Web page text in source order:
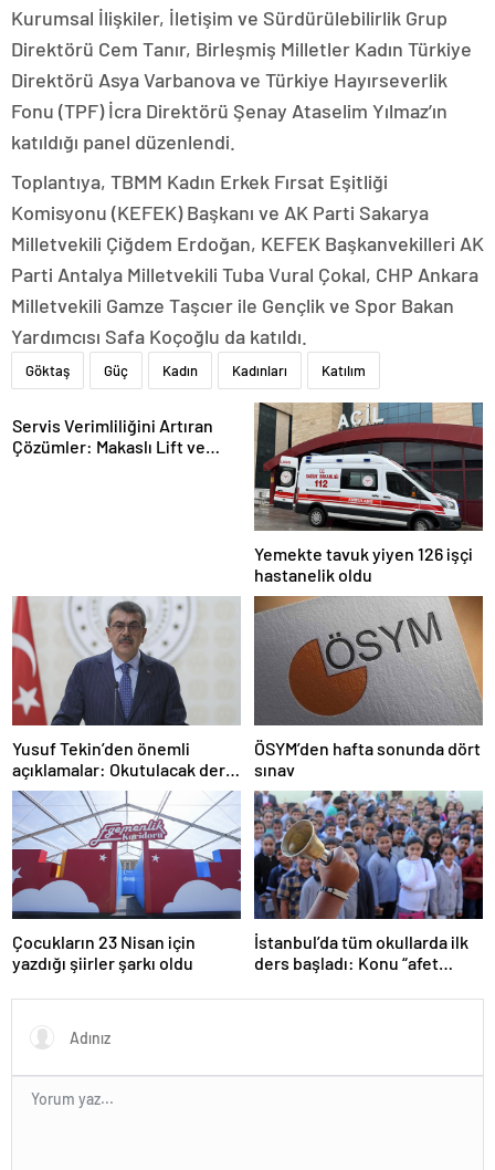
Kurumsal İlişkiler, İletişim ve Sürdürülebilirlik Grup
Direktörü Cem Tanır, Birleşmiş Milletler Kadın Türkiye
Direktörü Asya Varbanova ve Türkiye Hayırseverlik
Fonu (TPF) İcra Direktörü Şenay Ataselim Yılmaz’ın
katıldığı panel düzenlendi.
Toplantıya, TBMM Kadın Erkek Fırsat Eşitliği
Komisyonu (KEFEK) Başkanı ve AK Parti Sakarya
Milletvekili Çiğdem Erdoğan, KEFEK Başkanvekilleri AK
Parti Antalya Milletvekili Tuba Vural Çokal, CHP Ankara
Milletvekili Gamze Taşcıer ile Gençlik ve Spor Bakan
Yardımcısı Safa Koçoğlu da katıldı.
Göktaş Güç Kadın Kadınları Katılım
Servis Verimliliğini Artıran
Çözümler: Makaslı Lift ve
Yemekte tavuk yiyen 126 işçi
hastanelik oldu
Yusuf Tekin’den önemli
açıklamalar: Okutulacak dersi
kalmamış öğretmene branş
değişikliği masada
ÖSYM’den hafta sonunda dört
sınav
Çocukların 23 Nisan için
yazdığı şiirler şarkı oldu
İstanbul’da tüm okullarda ilk
ders başladı: Konu “afet